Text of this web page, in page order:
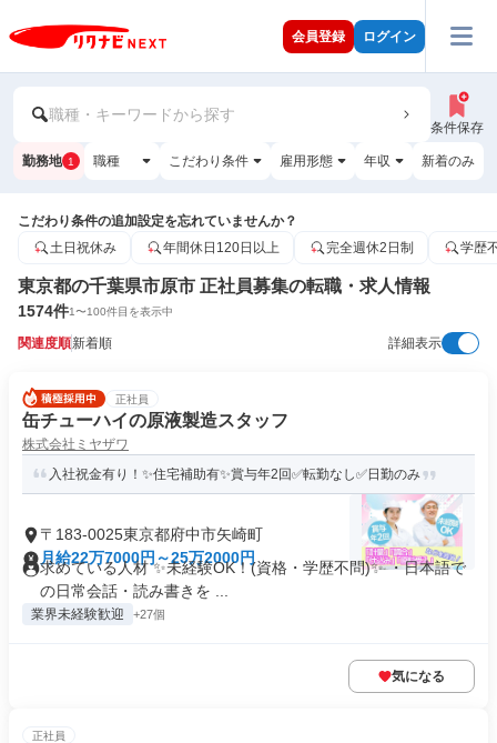
会員登録 ログイン
職種・キーワードから探す
条件保存
勤務地 1 職種 こだわり条件 雇用形態 年収 新着のみ
こだわり条件の追加設定を忘れていませんか？
土日祝休み
年間休日120日以上 完全週休2日制 学歴
東京都の千葉県市原市 正社員募集の転職・求人情報
1574件1〜100件目を表示中
関連度順新着順 詳細表示
正社員
缶チューハイの原液製造スタッフ
株式会社ミヤザワ
入社祝金有り！✨住宅補助有✨賞与年2回✅転勤なし✅日勤のみ
〒183-0025東京都府中市矢崎町
月給22万7000円～25万2000円
求めている人材 ✨未経験OK！(資格・学歴不問)✨ ・日本語で
の日常会話・読み書きを ...
業界未経験歓迎 +27個
気になる
正社員